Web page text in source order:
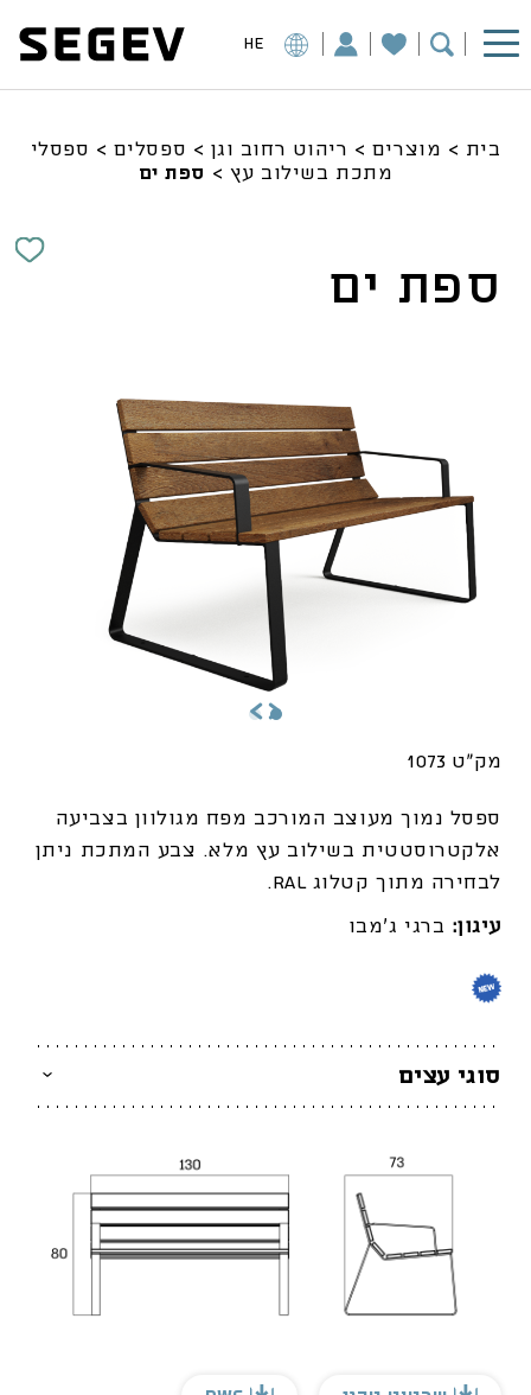
HE
בית > מוצרים > ריהוט רחוב וגן > ספסלים > ספסלי
מתכת בשילוב עץ > ספת ים
מק"ט 1073
ספסל נמוך מעוצב המורכב מפח מגולוון בצביעה
אלקטרוסטטית בשילוב עץ מלא. צבע המתכת ניתן
לבחירה מתוך קטלוג RAL.
עיגון: ברגי ג'מבו
סוגי עצים
ספת ים